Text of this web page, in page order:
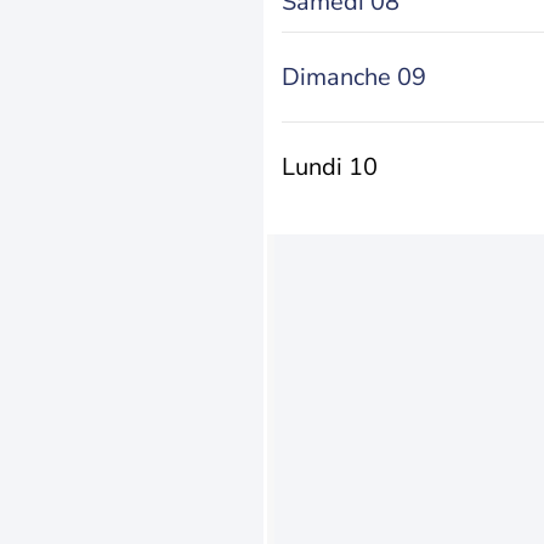
Dimanche 09
Lundi 10